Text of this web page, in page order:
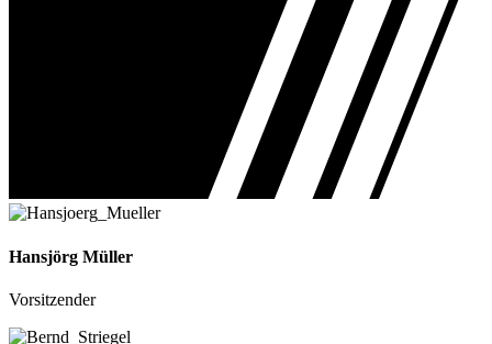
Hansjörg Müller
Vorsitzender